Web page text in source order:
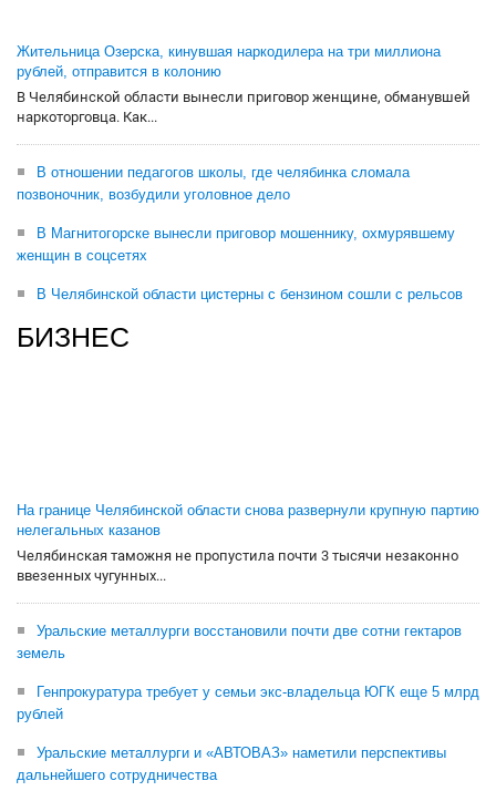
Жительница Озерска, кинувшая наркодилера на три миллиона
рублей, отправится в колонию
В Челябинской области вынесли приговор женщине, обманувшей
наркоторговца. Как...
В отношении педагогов школы, где челябинка сломала
позвоночник, возбудили уголовное дело
В Магнитогорске вынесли приговор мошеннику, охмурявшему
женщин в соцсетях
В Челябинской области цистерны с бензином сошли с рельсов
БИЗНЕС
На границе Челябинской области снова развернули крупную партию
нелегальных казанов
Челябинская таможня не пропустила почти 3 тысячи незаконно
ввезенных чугунных...
Уральские металлурги восстановили почти две сотни гектаров
земель
Генпрокуратура требует у семьи экс-владельца ЮГК еще 5 млрд
рублей
Уральские металлурги и «АВТОВАЗ» наметили перспективы
дальнейшего сотрудничества